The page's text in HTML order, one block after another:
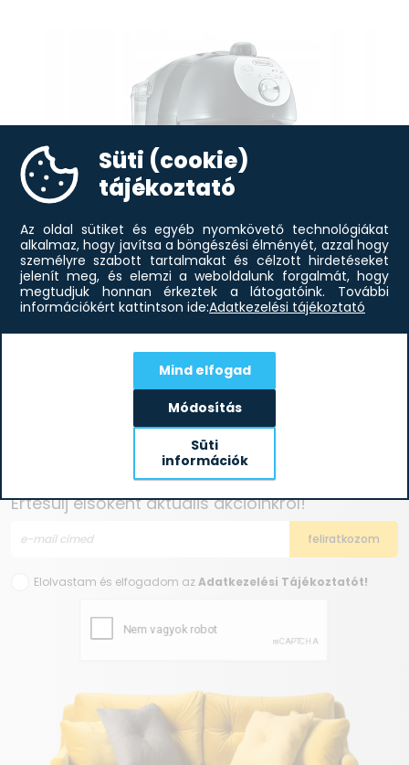
Delonghi EC201CD.B kávéfőző 40 944
Iratkozz fel hírlevelünkre!
Értesülj elsőként aktuális akcióinkról!
Elolvastam és elfogadom azAdatkezelési Tájékoztatót!
Süti (cookie)
tájékoztató
Az oldal sütiket és egyéb nyomkövető technológiákat
alkalmaz, hogy javítsa a böngészési élményét, azzal hogy
személyre szabott tartalmakat és célzott hirdetéseket
jelenít meg, és elemzi a weboldalunk forgalmát, hogy
megtudjuk honnan érkeztek a látogatóink.
További
információkért kattintson ide:Adatkezelési tájékoztató
Mind elfogad
Módosítás
Süti
információk